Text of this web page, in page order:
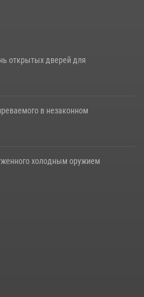
открытых дверей для
в незаконном
холодным оружием